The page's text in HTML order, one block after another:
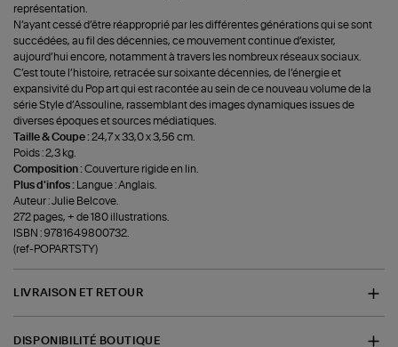
représentation.
N’ayant cessé d’être réapproprié par les différentes générations qui se sont
succédées, au fil des décennies, ce mouvement continue d’exister,
aujourd’hui encore, notamment à travers les nombreux réseaux sociaux.
C’est toute l’histoire, retracée sur soixante décennies, de l’énergie et
expansivité du Pop art qui est racontée au sein de ce nouveau volume de la
série Style d’Assouline, rassemblant des images dynamiques issues de
diverses époques et sources médiatiques.
Taille & Coupe :24,7 x 33,0 x 3,56 cm.
Poids : 2,3 kg.
Composition :Couverture rigide en lin.
Plus d'infos :
Langue : Anglais.
Auteur : Julie Belcove.
272 pages, + de 180 illustrations.
ISBN : 9781649800732.
(ref-POPARTSTY)
LIVRAISON ET RETOUR
DISPONIBILITÉ BOUTIQUE